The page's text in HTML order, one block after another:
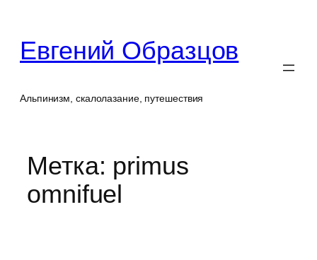
содержимому
Евгений Образцов
Альпинизм, скалолазание, путешествия
Метка: primus
omnifuel